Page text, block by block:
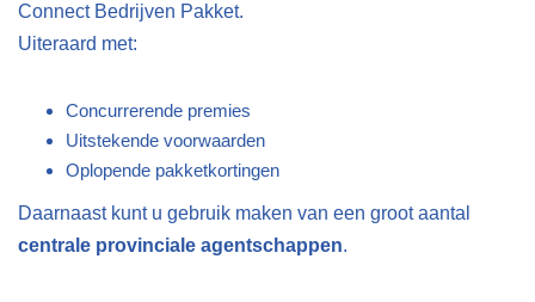
Connect Bedrijven Pakket.
Uiteraard met:
Concurrerende premies
Uitstekende voorwaarden
Oplopende pakketkortingen
Daarnaast kunt u gebruik maken van een groot aantal
centrale provinciale agentschappen.